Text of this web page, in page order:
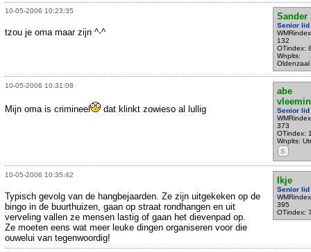
10-05-2006 10:23:35
Sander
Senior lid
132
OTindex:
Wnplts:
Oldenzaal
tzou je oma maar zijn ^-^
10-05-2006 10:31:08
abe
Senior lid
373
OTindex:
Wnplts:
S
Mijn oma is crimineel dat klinkt zowieso al lullig
10-05-2006 10:35:42
Ikje
Senior lid
395
OTindex:
Typisch gevolg van de hangbejaarden. Ze zijn uitgekeken op de
bingo in de buurthuizen, gaan op straat rondhangen en uit
verveling vallen ze mensen lastig of gaan het dievenpad op.
Ze moeten eens wat meer leuke dingen organiseren voor die
ouwelui van tegenwoordig!